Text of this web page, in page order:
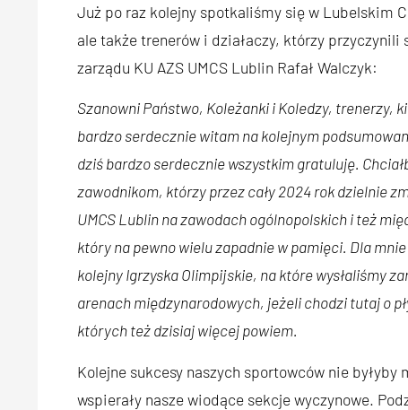
Już po raz kolejny spotkaliśmy się w Lubelskim
ale także trenerów i działaczy, którzy
zarządu KU AZS UMCS Lublin Rafał Walczyk:
Szanowni Państwo, Koleżanki i Koledzy, trenerzy,
bardzo serdecznie witam na kolejnym
dziś bardzo serdecznie wszystkim gratuluję.
zawodnikom, którzy przez cały 2024 rok dzielnie
UMCS Lublin na zawodach ogólnopolskich i też
który na pewno wielu zapadnie w pamięci. Dla
kolejny Igrzyska Olimpijskie, na które wysłaliśmy
arenach międzynarodowych, jeżeli chodzi tutaj o
których też dzisiaj więcej powiem.
Kolejne sukcesy naszych sportowców nie
wspierały nasze wiodące sekcje wyczynowe.